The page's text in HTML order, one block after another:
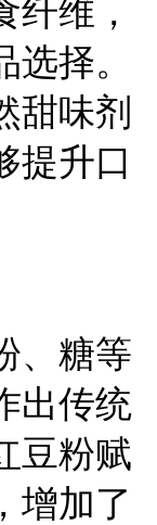
纤维，
择。
甜味剂
提升口
、糖等
出传统
豆粉赋
增加了